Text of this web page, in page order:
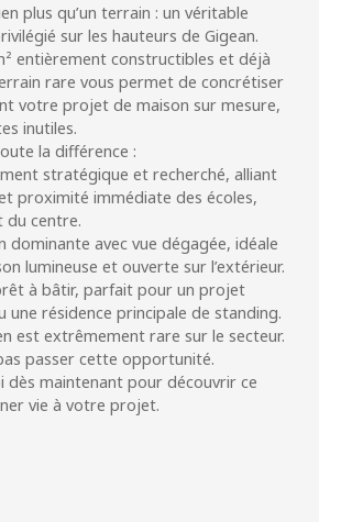
plus qu’un terrain : un véritable
sur les hauteurs de Gigean.
entièrement constructibles et déjà
rare vous permet de concrétiser
votre projet de maison sur mesure,
inutiles.
la différence :
stratégique et recherché, alliant
proximité immédiate des écoles,
du centre.
dominante avec vue dégagée, idéale
lumineuse et ouverte sur l’extérieur.
à bâtir, parfait pour un projet
une résidence principale de standing.
est extrêmement rare sur le secteur.
passer cette opportunité.
dès maintenant pour découvrir ce
vie à votre projet.